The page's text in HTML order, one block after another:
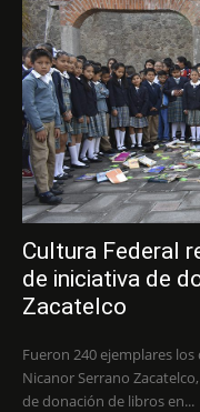
Cultura Federal
de iniciativa de
Zacatelco
Fueron 240 ejemplares
Nicanor Serrano Zacatelco, Tlax. Concluyó con gran éxito la campaña
de donación de libros en...